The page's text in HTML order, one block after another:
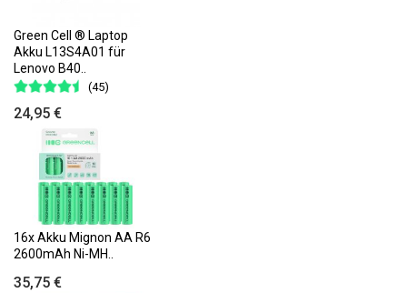
Green Cell ® Laptop
Akku L13S4A01 für
Lenovo B40..
(45)
24,95 €
16x Akku Mignon AA R6
2600mAh Ni-MH..
35,75 €